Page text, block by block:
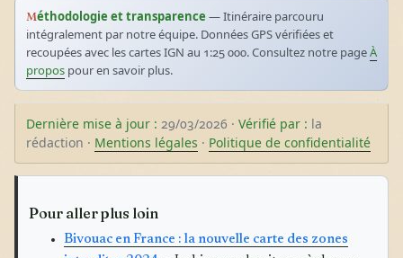
Méthodologie et transparence — Itinéraire parcouru
intégralement par notre équipe. Données GPS vérifiées et
recoupées avec les cartes IGN au 1:25 000. Consultez notre pageÀ
propos pour en savoir plus.
Dernière mise à jour : 29/03/2026 · Vérifié par : la
rédaction · Mentions légales · Politique de confidentialité
Pour aller plus loin
Bivouac en France : la nouvelle carte des zones